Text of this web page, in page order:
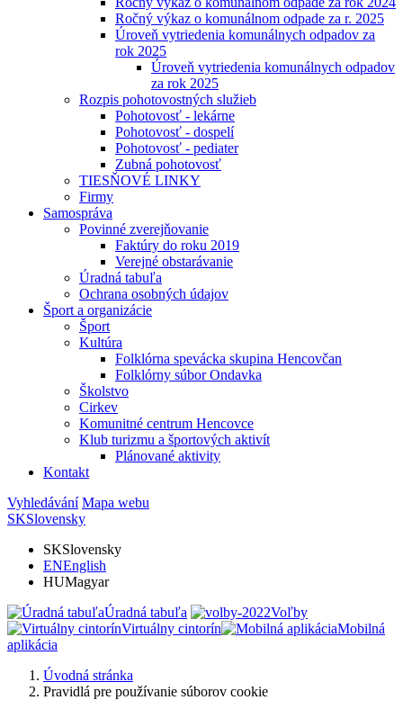
Ročný výkaz o komunálnom odpade za r. 2025
Úroveň vytriedenia komunálnych odpadov za
rok 2025
Úroveň vytriedenia komunálnych odpadov
za rok 2025
Rozpis pohotovostných služieb
Pohotovosť - lekárne
Pohotovosť - dospelí
Pohotovosť - pediater
Zubná pohotovosť
TIESŇOVÉ LINKY
Firmy
Samospráva
Povinné zverejňovanie
Faktúry do roku 2019
Verejné obstarávanie
Úradná tabuľa
Ochrana osobných údajov
Šport a organizácie
Šport
Kultúra
Folklórna spevácka skupina Hencovčan
Folklórny súbor Ondavka
Školstvo
Cirkev
Komunitné centrum Hencovce
Klub turizmu a športových aktivít
Plánované aktivity
Kontakt
Vyhledávání Mapa webu
SKSlovensky
SKSlovensky
ENEnglish
HUMagyar
Úradná tabuľa
Voľby
Virtuálny cintorín
Mobilná
aplikácia
Úvodná stránka
Pravidlá pre používanie súborov cookie